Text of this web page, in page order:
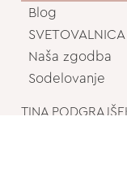
Blog
Naša zgodba
Sodelovanje
TINA